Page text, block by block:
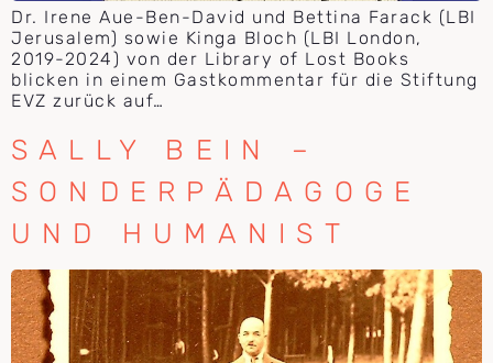
Dr. Irene Aue-Ben-David und Bettina Farack (LBI
Jerusalem) sowie Kinga Bloch (LBI London,
2019-2024) von der Library of Lost Books
blicken in einem Gastkommentar für die Stiftung
EVZ zurück auf…
SALLY BEIN –
SONDERPÄDAGOGE
UND HUMANIST